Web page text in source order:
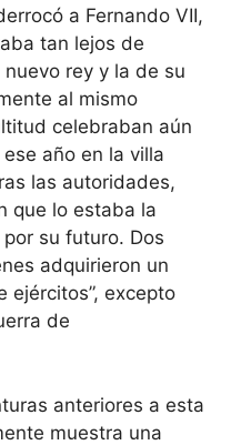
a Fernando VII,
tan lejos de
rey y la de su
al mismo
celebraban aún
año en la villa
las autoridades,
que lo estaba la
su futuro. Dos
adquirieron un
ejércitos”, excepto
de
anteriores a esta
muestra una